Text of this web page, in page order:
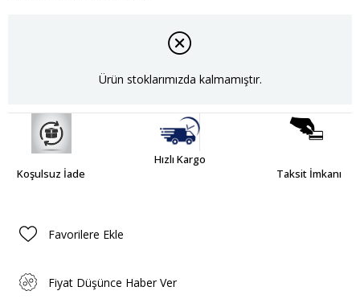
Ürün stoklarımızda kalmamıştır.
Koşulsuz İade
Hızlı Kargo
Taksit İmkanı
Favorilere Ekle
Fiyat Düşünce Haber Ver